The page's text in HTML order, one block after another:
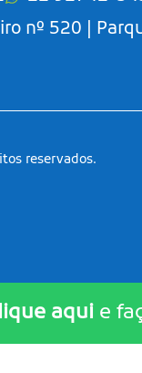
nº 520 |
reservados.
aqui e